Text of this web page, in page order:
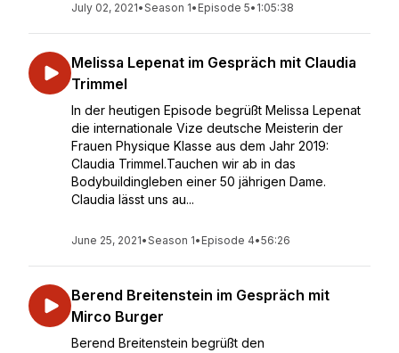
July 02, 2021•Season 1• Episode 5• 1:05:38
Melissa Lepenat im Gespräch mit Claudia
Trimmel
In der heutigen Episode begrüßt Melissa Lepenat
die internationale Vize deutsche Meisterin der
Frauen Physique Klasse aus dem Jahr 2019:
Claudia Trimmel.Tauchen wir ab in das
Bodybuildingleben einer 50 jährigen Dame.
Claudia lässt uns au...
June 25, 2021•Season 1• Episode 4•56:26
Berend Breitenstein im Gespräch mit
Mirco Burger
Berend Breitenstein begrüßt den